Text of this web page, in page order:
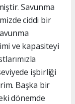
Savunma
ciddi bir
ve kapasiteyi
işbirliği
Başka bir
dönemde